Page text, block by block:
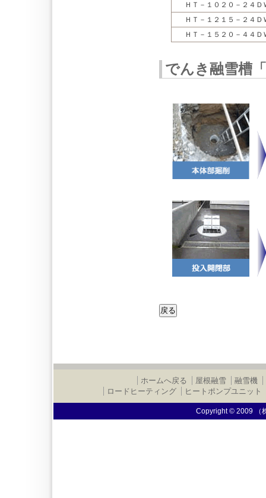
ＨＴ－１０２０－２４Ｄ
ＨＴ－１２１５－２４Ｄ
ＨＴ－１５２０－４４Ｄ
でんき融雪槽
ホームへ戻る 屋根融雪
融雪機
ロードヒーティング
ヒートポンプユニット
Copyright © 2009 （